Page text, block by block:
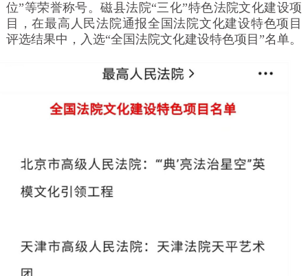
位”等荣誉称号。磁县法院“三化”特色法院文化建设项
目，在最高人民法院通报全国法院文化建设特色项目
评选结果中，入选“全国法院文化建设特色项目”名单。